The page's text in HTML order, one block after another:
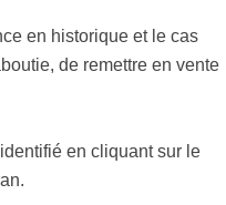
en historique et le cas
de remettre en vente
en cliquant sur le